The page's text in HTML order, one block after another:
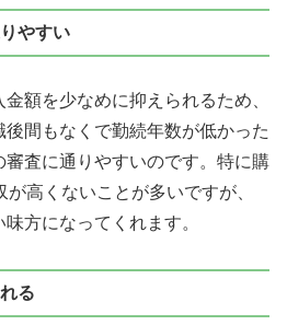
やすい
額を少なめに抑えられるため、
間もなくで勤続年数が低かった
審査に通りやすいのです。特に購
高くないことが多いですが、
方になってくれます。
る